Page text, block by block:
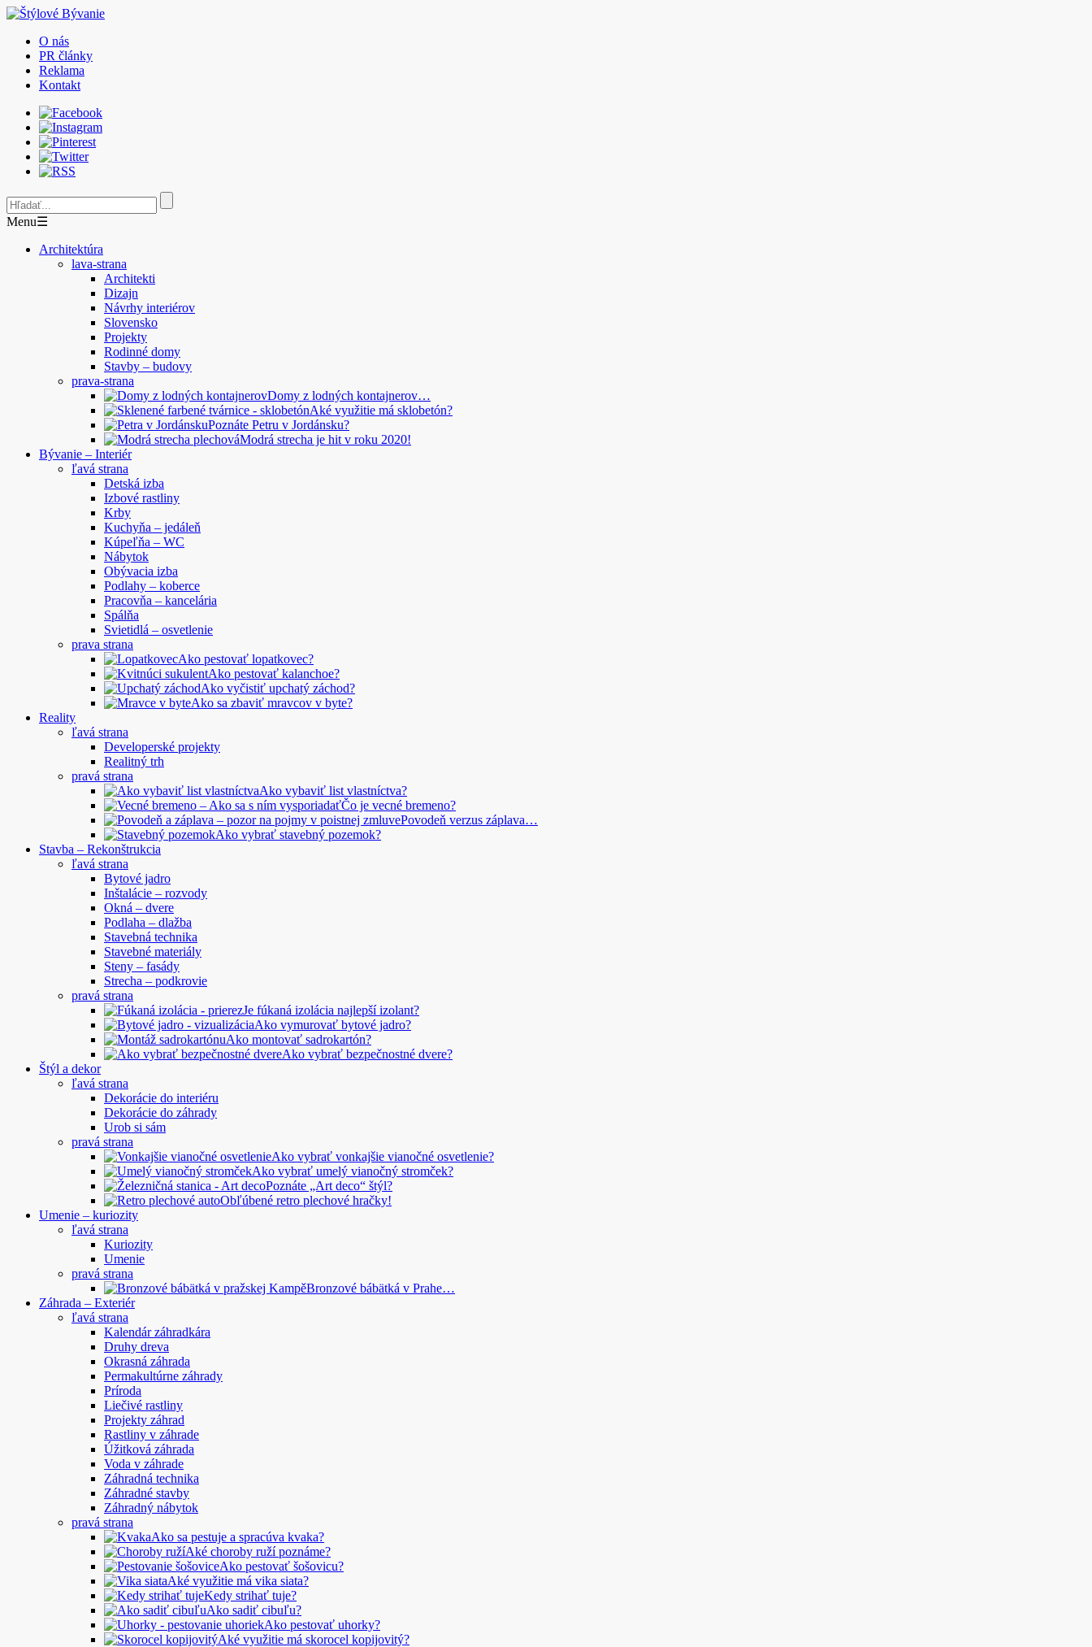
O nás
PR články
Reklama
Kontakt
Menu☰
Architektúra
lava-strana
Architekti
Dizajn
Návrhy interiérov
Slovensko
Projekty
Rodinné domy
Stavby – budovy
prava-strana
Domy z lodných kontajnerov…
Aké využitie má sklobetón?
Poznáte Petru v Jordánsku?
Modrá strecha je hit v roku 2020!
Bývanie – Interiér
ľavá strana
Detská izba
Izbové rastliny
Krby
Kuchyňa – jedáleň
Kúpeľňa – WC
Nábytok
Obývacia izba
Podlahy – koberce
Pracovňa – kancelária
Spálňa
Svietidlá – osvetlenie
prava strana
Ako pestovať lopatkovec?
Ako pestovať kalanchoe?
Ako vyčistiť upchatý záchod?
Ako sa zbaviť mravcov v byte?
Reality
ľavá strana
Developerské projekty
Realitný trh
pravá strana
Ako vybaviť list vlastníctva?
Čo je vecné bremeno?
Povodeň verzus záplava…
Ako vybrať stavebný pozemok?
Stavba – Rekonštrukcia
ľavá strana
Bytové jadro
Inštalácie – rozvody
Okná – dvere
Podlaha – dlažba
Stavebná technika
Stavebné materiály
Steny – fasády
Strecha – podkrovie
pravá strana
Je fúkaná izolácia najlepší izolant?
Ako vymurovať bytové jadro?
Ako montovať sadrokartón?
Ako vybrať bezpečnostné dvere?
Štýl a dekor
ľavá strana
Dekorácie do interiéru
Dekorácie do záhrady
Urob si sám
pravá strana
Ako vybrať vonkajšie vianočné osvetlenie?
Ako vybrať umelý vianočný stromček?
Poznáte „Art deco“ štýl?
Obľúbené retro plechové hračky!
Umenie – kuriozity
ľavá strana
Kuriozity
Umenie
pravá strana
Bronzové bábätká v Prahe…
Záhrada – Exteriér
ľavá strana
Kalendár záhradkára
Druhy dreva
Okrasná záhrada
Permakultúrne záhrady
Príroda
Liečivé rastliny
Projekty záhrad
Rastliny v záhrade
Úžitková záhrada
Voda v záhrade
Záhradná technika
Záhradné stavby
Záhradný nábytok
pravá strana
Ako sa pestuje a spracúva kvaka?
Aké choroby ruží poznáme?
Ako pestovať šošovicu?
Aké využitie má vika siata?
Kedy strihať tuje?
Ako sadiť cibuľu?
Ako pestovať uhorky?
Aké využitie má skorocel kopijovitý?